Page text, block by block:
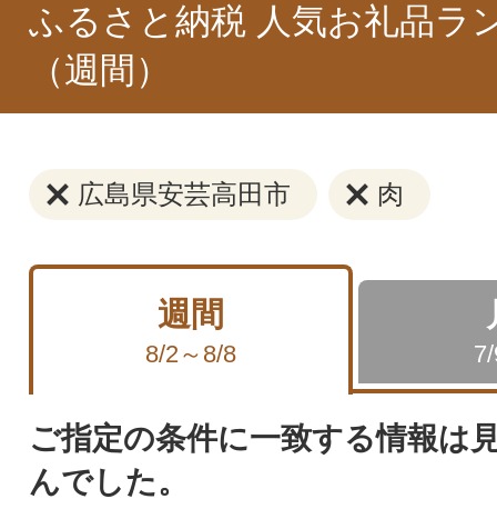
ふるさと納税 人気お礼品ラ
（週間）
広島県安芸高田市 肉
週間
8/2～8/8
ご指定の条件に一致する情報は
んでした。